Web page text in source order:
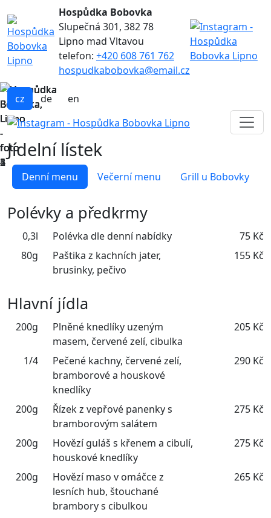
Hospůdka Bobovka
Slupečná 301, 382 78
Lipno mad Vltavou
telefon: +420 608 761 762
hospudkabobovka@email.cz
cz de en
Jídelní lístek
Denní menu Večerní menu Grill u Bobovky
Polévky a předkrmy
0,3l Polévka dle denní nabídky
75 Kč
80g
Paštika z kachních jater,
brusinky, pečivo
155 Kč
Hlavní jídla
200g
Plněné knedlíky uzeným
masem, červené zelí, cibulka
205 Kč
1/4
Pečené kachny, červené zelí,
bramborové a houskové
knedlíky
290 Kč
200g
Řízek z vepřové panenky s
bramborovým salátem
275 Kč
200g
Hovězí guláš s křenem a cibulí,
houskové knedlíky
275 Kč
200g
Hovězí maso v omáčce z
lesních hub, štouchané
brambory s cibulkou
265 Kč